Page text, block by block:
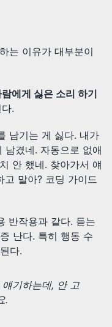
는 이유가 대부분이
에게 싫은 소리 하기
.
남기는 게 싫다. 내가
남겼네. 자동으로 없애
안 했네. 찾아가서 얘
고 말아? 코딩 가이드
반작용과 같다. 듣는
난다. 특히 행동 수
다.
기하는데, 안 고
.